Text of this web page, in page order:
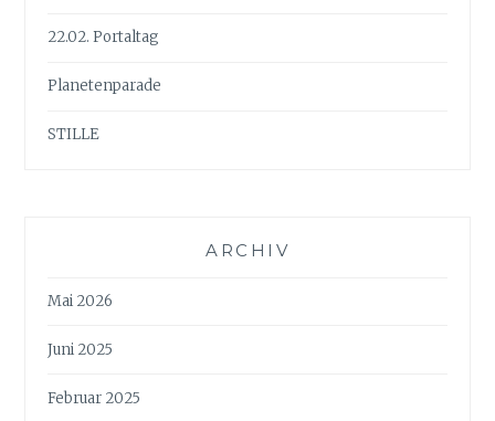
22.02. Portaltag
Planetenparade
STILLE
ARCHIV
Mai 2026
Juni 2025
Februar 2025